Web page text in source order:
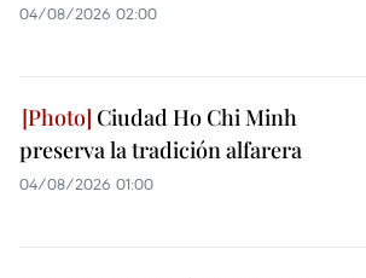
04/08/2026 02:00
Ciudad Ho Chi Minh
preserva la tradición alfarera
04/08/2026 01:00